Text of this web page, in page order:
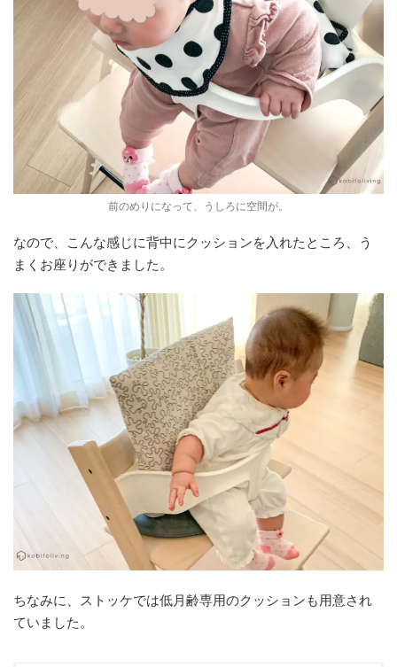
前のめりになって、うしろに空間が。
なので、こんな感じに背中にクッションを入れたところ、う
まくお座りができました。
ちなみに、ストッケでは低月齢専用のクッションも用意され
ていました。